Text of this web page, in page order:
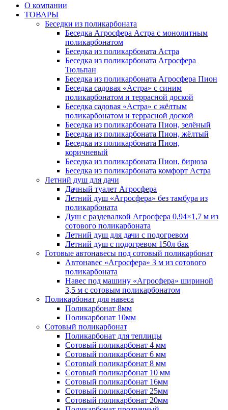
О компании
ТОВАРЫ
Беседки из поликарбоната
Беседка Агросфера Астра с монолитным
поликарбонатом
Беседка из поликарбоната Астра
Беседка из поликарбоната Агросфера
Тюльпан
Беседка из поликарбоната Агросфера Пион
Беседка садовая «Астра» с синим
поликарбонатом и террасной доской
Беседка садовая «Астра» с жёлтым
поликарбонатом и террасной доской
Беседка из поликарбоната Пион, зелёный
Беседка из поликарбоната Пион, жёлтый
Беседка из поликарбоната Пион,
коричневый
Беседка из поликарбоната Пион, бирюза
Беседка из поликарбоната комфорт Астра
Летний душ для дачи
Дачный туалет Агросфера
Летний душ «Агросфера» без тамбура из
поликарбоната
Душ с раздевалкой Агросфера 0,94×1,7 м из
сотового поликарбоната
Летний душ для дачи с подогревом
Летний душ с подогревом 150л бак
Готовые автонавесы под сотовый поликарбонат
Автонавес «Агросфера» 3 м из сотового
поликарбоната
Навес под машину «Агросфера» шириной
3,5 м с сотовым поликарбонатом
Поликарбонат для навеса
Поликарбонат 8мм
Поликарбонат 10мм
Сотовый поликарбонат
Поликарбонат для теплицы
Сотовый поликарбонат 4 мм
Сотовый поликарбонат 6 мм
Сотовый поликарбонат 8 мм
Сотовый поликарбонат 10 мм
Сотовый поликарбонат 16мм
Сотовый поликарбонат 25мм
Сотовый поликарбонат 20мм